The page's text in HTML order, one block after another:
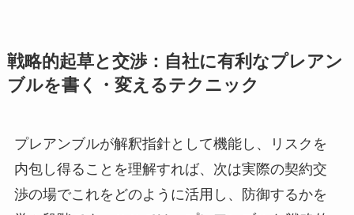
戦略的起草と交渉：自社に有利なプレアン
ブルを書く・変えるテクニック
プレアンブルが解釈指針として機能し、リスクを
内包し得ることを理解すれば、次は実際の契約交
渉の場でこれをどのように活用し、防御するかを